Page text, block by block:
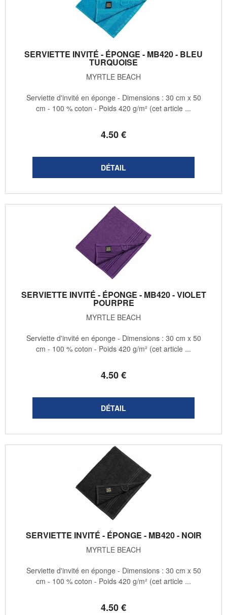
SERVIETTE INVITÉ - ÉPONGE - MB420 - BLEU
TURQUOISE
MYRTLE BEACH
4.50€
Serviette d'invité en éponge - Dimensions : 30 cm x 50
cm - 100 % coton - Poids 420 g/m² (cet article ...
SERVIETTE INVITÉ - ÉPONGE - MB420 - VIOLET
POURPRE
MYRTLE BEACH
4.50€
Serviette d'invité en éponge - Dimensions : 30 cm x 50
cm - 100 % coton - Poids 420 g/m² (cet article ...
SERVIETTE INVITÉ - ÉPONGE - MB420 - NOIR
MYRTLE BEACH
4.50€
Serviette d'invité en éponge - Dimensions : 30 cm x 50
cm - 100 % coton - Poids 420 g/m² (cet article ...